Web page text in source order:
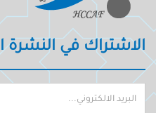
الاشتراك في النشرة